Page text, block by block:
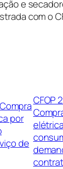
e
com o
por
de
CFOP